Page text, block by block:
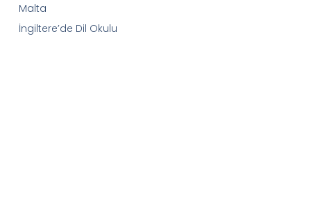
Malta
İngiltere’de Dil Okulu